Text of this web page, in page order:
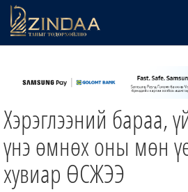
ТВ8
ӨГЛӨӨНИЙ СОНИН
АУДИО ЗОХИОЛ
ЗИНДАА СЭТГҮҮЛ
Хэрэглээний бараа,
үнэ өмнөх оны мөн
хувиар ӨСЖЭЭ